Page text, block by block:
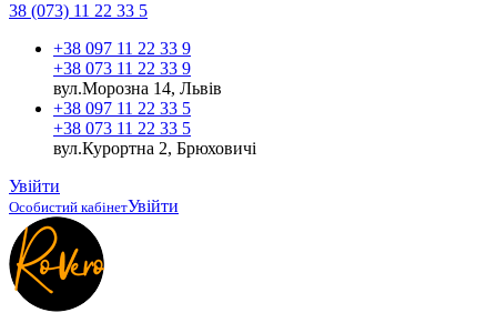
38 (073) 11 22 33 5
+38 097 11 22 33 9
+38 073 11 22 33 9
вул.Морозна 14, Львів
+38 097 11 22 33 5
+38 073 11 22 33 5
вул.Курортна 2, Брюховичі
Увійти
Особистий кабінетУвійти